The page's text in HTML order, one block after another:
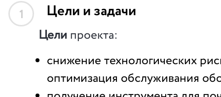
1 Цели и задачи
Цели проекта:
снижение технологических
оптимизация обслуживания